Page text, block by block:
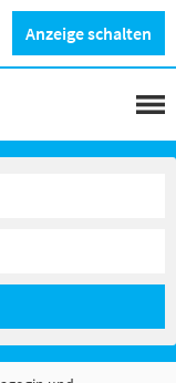
Anzeige schalten